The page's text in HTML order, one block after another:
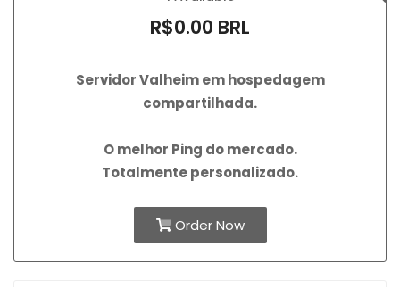
R$0.00 BRL
Servidor Valheim em hospedagem
compartilhada.
Omelhor Ping do mercado.
Totalmente personalizado.
Order Now